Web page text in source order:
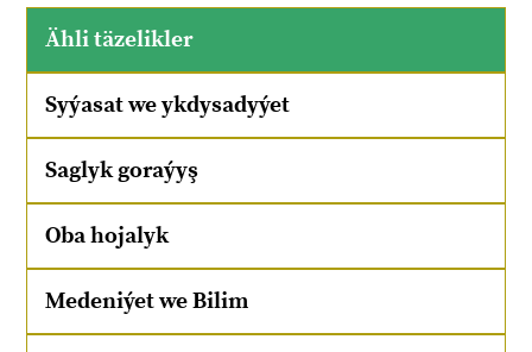
Ähli täzelikler
Syýasat we ykdysadyýet
Saglyk goraýyş
Oba hojalyk
Medeniýet we Bilim